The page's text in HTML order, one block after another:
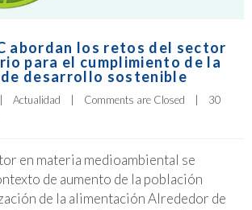
abordan los retos del sector
para el cumplimiento de la
desarrollo sostenible
Actualidad Comments are Closed
30
en materia medioambiental se
de aumento de la población
de la alimentación Alrededor de